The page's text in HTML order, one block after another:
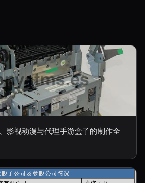
影视动漫与代理手游盒子的制作全